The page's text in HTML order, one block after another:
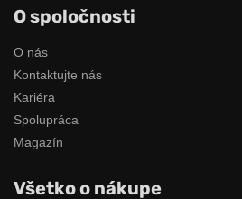
O spoločnosti
O nás
Kontaktujte nás
Kariéra
Spolupráca
Magazín
Všetko o nákupe